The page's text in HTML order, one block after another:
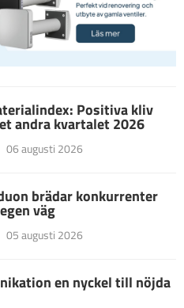
Positiva kliv
andra kvartalet 2026
06 augusti 2026
brädar konkurrenter
väg
05 augusti 2026
en nyckel till nöjda